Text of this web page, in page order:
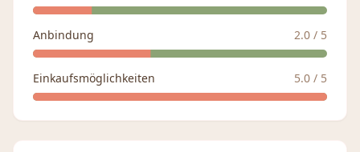
Anbindung 2.0 / 5
Einkaufsmöglichkeiten 5.0 / 5